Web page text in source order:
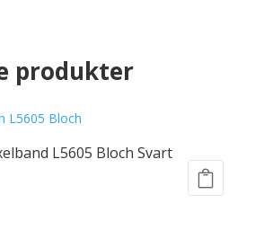
produkter
L5605 Bloch Svart